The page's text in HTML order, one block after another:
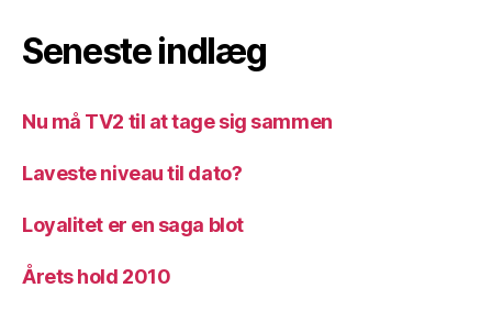
Seneste indlæg
Nu må TV2 til at tage sig sammen
Laveste niveau til dato?
Loyalitet er en saga blot
Årets hold 2010